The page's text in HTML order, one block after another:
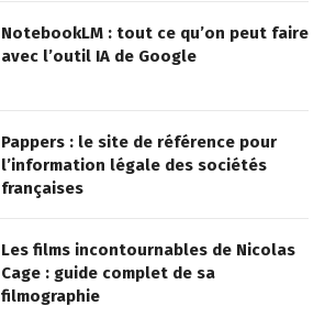
NotebookLM : tout ce qu’on peut faire
avec l’outil IA de Google
Pappers : le site de référence pour
l’information légale des sociétés
françaises
Les films incontournables de Nicolas
Cage : guide complet de sa
filmographie